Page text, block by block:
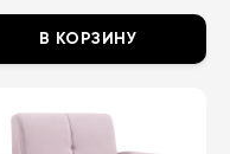
В КОРЗИНУ